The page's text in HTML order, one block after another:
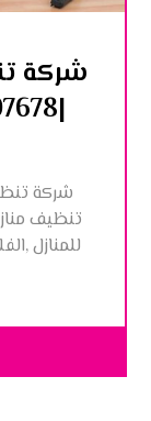
شركة
|0545307678| تنظيف منازل
تنظيف
للمنازل